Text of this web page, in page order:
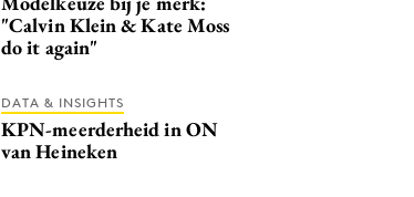
"Calvin Klein & Kate Moss
do it again"
DATA & INSIGHTS
KPN-meerderheid in ON
van Heineken